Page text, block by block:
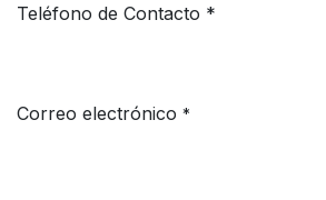
Teléfono de Contacto *
Correo electrónico *